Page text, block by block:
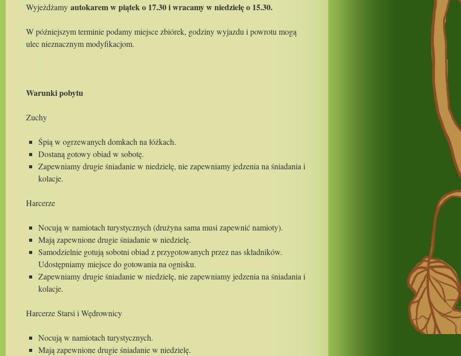
Wyjeżdżamy autokarem w piątek o 17.30 i wracamy w niedzielę o 15.30.
W późniejszym terminie podamy miejsce zbiórek, godziny wyjazdu i powrotu mogą
ulec nieznacznym modyfikacjom.
Warunki pobytu
Zuchy
Śpią w ogrzewanych domkach na łóżkach.
Dostaną gotowy obiad w sobotę.
Zapewniamy drugie śniadanie w niedzielę, nie zapewniamy jedzenia na śniadania i
kolacje.
Harcerze
Nocują w namiotach turystycznych (drużyna sama musi zapewnić namioty).
Mają zapewnione drugie śniadanie w niedzielę.
Samodzielnie gotują sobotni obiad z przygotowanych przez nas składników.
Udostępniamy miejsce do gotowania na ognisku.
Zapewniamy drugie śniadanie w niedzielę, nie zapewniamy jedzenia na śniadania i
kolacje.
Harcerze Starsi i Wędrownicy
Nocują w namiotach turystycznych.
Mają zapewnione drugie śniadanie w niedzielę.